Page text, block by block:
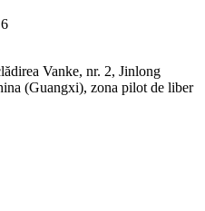
Vanke, nr. 2, Jinlong
(Guangxi), zona pilot de liber